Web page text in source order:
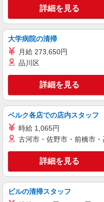
10,850円×20日＝
給
大阪府
キープ
派遣社員
マシンオペ
時給1,260円 月収例： 1260円
大阪府松
キープ
株式会社日本ワークプレイス関
製造補助、
詳細を見る
大学病院の清掃
月給 273,650円
品川区
詳細を見る
ベルク各店での店内スタッフ
時給 1,065円
古河市・佐野市・前橋市
詳細を見る
ビルの清掃スタッフ